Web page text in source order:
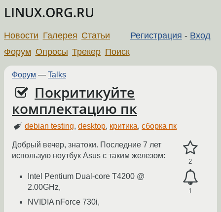
LINUX.ORG.RU
Регистрация - Вход
Новости Галерея Статьи
Форум Опросы Трекер Поиск
Форум — Talks
Покритикуйте
комплектацию пк
debian testing,desktop, критика,сборка пк
2
1
Добрый вечер, знатоки. Последние 7 лет
использую ноутбук Asus с таким железом:
Intel Pentium Dual-core T4200 @
2.00GHz,
NVIDIA nForce 730i,